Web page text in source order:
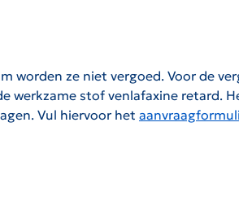
worden ze niet vergoed. Voor de
werkzame stof venlafaxine retard.
Vul hiervoor het